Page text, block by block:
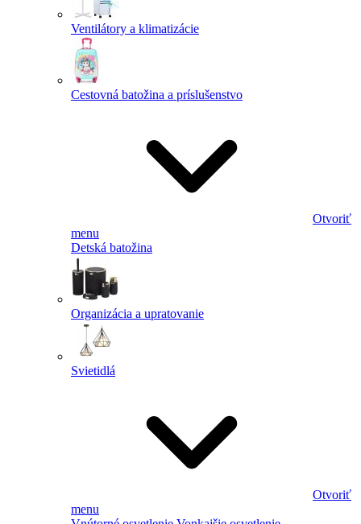
Ventilátory a klimatizácie
Cestovná batožina a príslušenstvo
Otvoriť
menu
Detská batožina
Organizácia a upratovanie
Svietidlá
Otvoriť
menu